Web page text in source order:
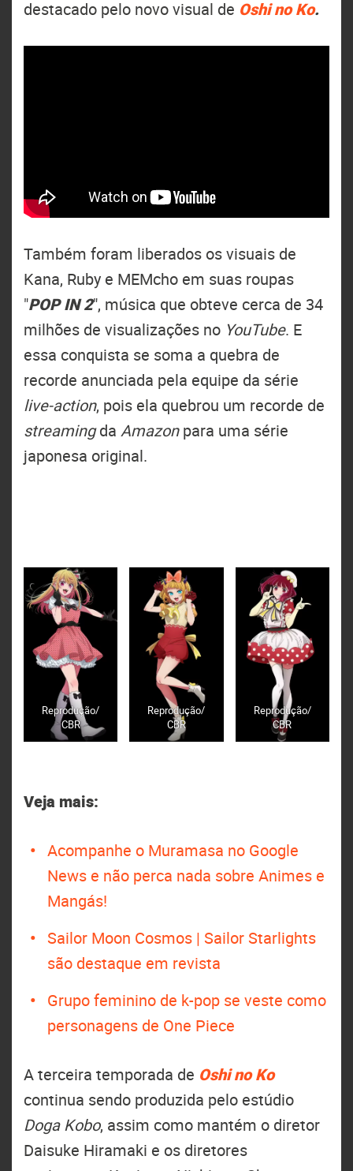
destacado pelo novo visual de Oshi no Ko.
Também foram liberados os visuais de
Kana, Ruby e MEMcho em suas roupas
"POP IN 2", música que obteve cerca de 34
milhões de visualizações no YouTube. E
essa conquista se soma a quebra de
recorde anunciada pela equipe da série
live-action, pois ela quebrou um recorde de
streamingda Amazonpara uma série
japonesa original.
Reprodução/
CBR
Reprodução/
CBR
Reprodução/
CBR
Veja mais:
Acompanhe o Muramasa no Google
News e não perca nada sobre Animes e
Mangás!
Sailor Moon Cosmos | Sailor Starlights
são destaque em revista
Grupo feminino de k-pop se veste como
personagens de One Piece
A terceira temporada de Oshi no Ko
continua sendo produzida pelo estúdio
Doga Kobo, assim como mantém o diretor
Daisuke Hiramaki e os diretores